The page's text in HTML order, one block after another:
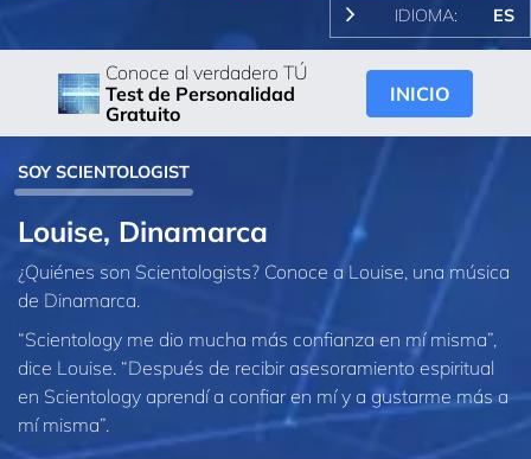
IDIOMA: ES
Conoce al verdadero TÚ
Test de Personalidad
Gratuito
INICIO
SOY SCIENTOLOGIST
Louise, Dinamarca
¿Quiénes son Scientologists? Conoce a Louise, una música
de Dinamarca.
“Scientology me dio mucha más confianza en mí misma”,
dice Louise. “Después de recibir asesoramiento espiritual
en Scientology aprendí a confiar en mí y a gustarme más a
mí misma”.